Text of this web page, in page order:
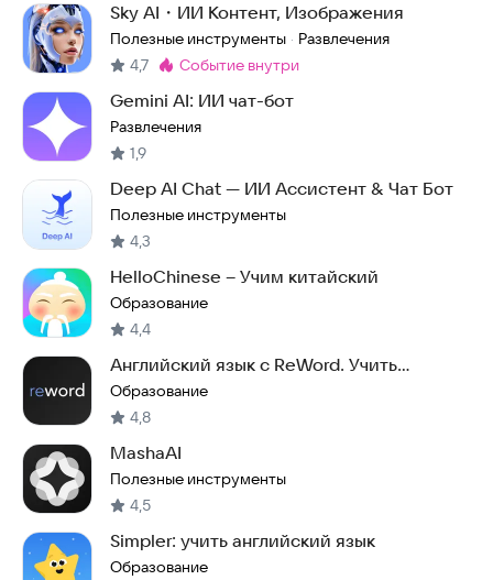
Sky AI・ИИ Контент, Изображения
Полезные инструменты · Развлечения
4,7 Метка:
событие внутри
Gemini AI: ИИ чат-бот
Развлечения
1,9
Deep AI Chat — ИИ Ассистент & Чат Бот
Полезные инструменты
4,3
HelloChinese – Учим китайский
Образование
4,4
Английский язык с ReWord. Учить
английские слова
Образование
4,8
MashaAI
Полезные инструменты
4,5
Simpler: учить английский язык
Образование